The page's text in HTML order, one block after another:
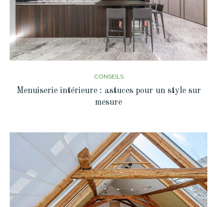
CONSEILS
Menuiserie intérieure : astuces pour un style sur
mesure